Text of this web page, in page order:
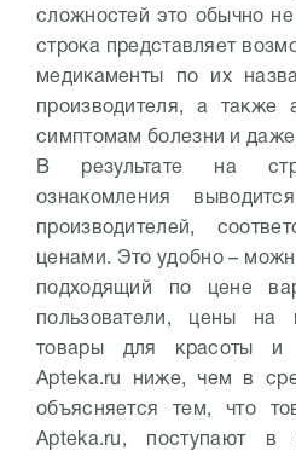
сложностей это обычно
строка представляет
медикаменты по их
производителя, а также
симптомам болезни и даже
В результате на
ознакомления
производителей,
ценами. Это удобно –
подходящий по цене
пользователи, цены на
товары для красоты и
Apteka.ru ниже, чем в
объясняется тем, что
Apteka.ru, поступают в